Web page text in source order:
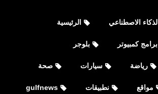
الذكاء الاصطناعي الرئيسية
برامج كمبيوتر بلوجر
رياضة سيارات صحة
مواقع نطبيقات gulfnews